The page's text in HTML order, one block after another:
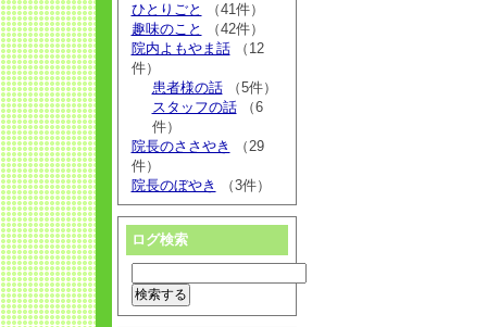
ひとりごと
（41件）
趣味のこと
（42件）
院内よもやま話（12
件）
患者様の話（5件）
スタッフの話（6
件）
院長のささやき
（29
件）
院長のぼやき
（3件）
ログ検索